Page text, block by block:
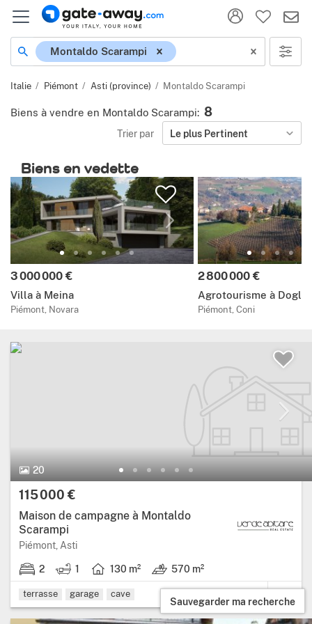
Localisation
Montaldo Scarampi
Italie Piémont Asti (province) Montaldo Scarampi
Biens à vendre en Montaldo Scarampi: 8
Trier par Le plus Pertinent
Biens en vedette
Prix:
3 000 000 €
Villa à Meina
Piémont, Novara
Prix:
2 800 000 €
Agrotourisme à
Piémont, Coni
20
20 Photos.
Prix:
115 000 €
Maison de campagne à Montaldo
Scarampi
Piémont, AstiRégion: Piémont, province: Asti.
2
2 chambres. 1
1 salle de bain.130 m²
Surface habitable: 130 mètres carrés.
570 m²
Terrain: 570 m².
terrasse garage cave
Sauvegarder ma recherche